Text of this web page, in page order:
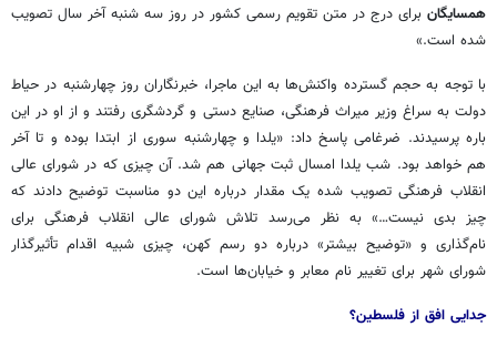
همسایگان برای درج در متن تقویم رسمی کشور در روز سه شنبه آخر سال تصویب
شده است.»
با توجه به حجم گسترده واکنش‌ها به این ماجرا، خبرنگاران روز چهارشنبه در حیاط
دولت به سراغ وزیر میراث فرهنگی، صنایع دستی و گردشگری رفتند و از او در این
باره پرسیدند. ضرغامی پاسخ داد: «یلدا و چهارشنبه سوری از ابتدا بوده و تا آخر
هم خواهد بود. شب یلدا امسال ثبت جهانی هم شد. آن چیزی که در شورای عالی
انقلاب فرهنگی تصویب شده یک مقدار درباره این دو مناسبت توضیح دادند که
چیز بدی نیست…» به نظر می‌رسد تلاش شورای عالی انقلاب فرهنگی برای
نام‌گذاری و «توضیح بیشتر» درباره دو رسم کهن، چیزی شبیه اقدام تأثیرگذار
شورای شهر برای تغییر نام معابر و خیابان‌ها است.
جدایی افق از فلسطین؟